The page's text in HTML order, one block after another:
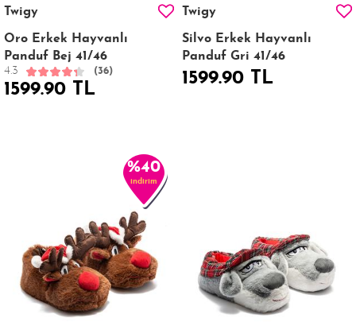
Twigy
Oro Erkek Hayvanlı
Panduf Bej 41/46
4.3 (36)
1599.90 TL
Twigy
Silvo Erkek Hayvanlı
Panduf Gri 41/46
1599.90 TL
%40
indirim